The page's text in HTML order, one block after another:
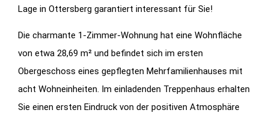
Lage in Ottersberg garantiert interessant für Sie!
Die charmante 1-Zimmer-Wohnung hat eine Wohnfläche
von etwa 28,69 m² und befindet sich im ersten
Obergeschoss eines gepflegten Mehrfamilienhauses mit
acht Wohneinheiten. Im einladenden Treppenhaus erhalten
Sie einen ersten Eindruck von der positiven Atmosphäre